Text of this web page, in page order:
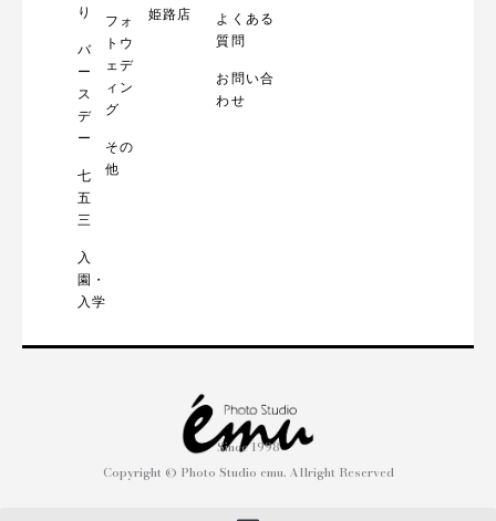
り
バ
ー
ス
デ
ー
七
五
三
入
園・
入学
フォ
トウ
ェデ
ィン
グ
その
他
姫路店
よくある
質問
お問い合
わせ
Since 1998
Copyright © Photo Studio emu. Allright Reserved